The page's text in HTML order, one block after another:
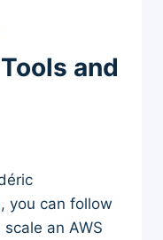
and
you can follow
an AWS